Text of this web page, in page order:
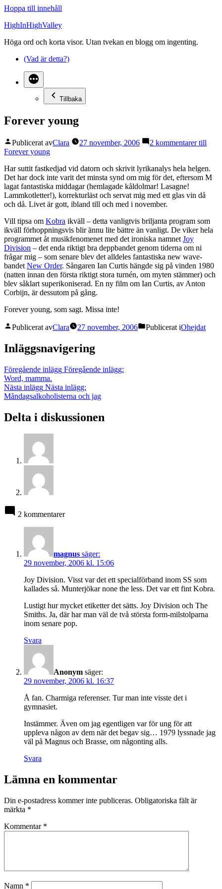
Hoppa till innehåll
HighInHighValley
Höga ord och korta visor. Utan tvekan en blogg om ingenting.
(Vad är detta?)
Tillbaka
Forever young
Publicerat avClara 27 november, 2006 2 kommentarertill
Forever young
Har suttit fastkedjad vid datorn och skrivit lyrikanalys hela helgen.
Det har dock inte varit det minsta synd om mig för det, eftersom M
lagat fantastiska middagar (hemlagade kåldolmar! Lasagne!
Lammkotletter!), korrekturläst och servat mig med ett glas vin då
och då. Livet är gott, ibland till och med i november.
Vill tipsa om Kobra ikväll – detta vanligtvis briljanta program som
ikväll förhoppningsvis blir ännu lite bättre än vanligt. De viker hela
programmet åt musikfenomenet med det ironiska namnet Joy
Division – det enda riktigt bra deppbandet genom tiderna om ni
frågar mig – som senare blev det alldeles fantastiska new wave-
bandet New Order. Sångaren Ian Curtis hängde sig på vinden 1980
(natten innan den första riktigt stora turnén, om myten stämmer) och
blev såklart superikoniserad. En ny film om Ian Curtis, av Anton
Corbijn, är dessutom på gång.
Forever young, som sagt. Missa inte!
Publicerat avClara 27 november, 2006 Publicerat iOhejdat
Inläggsnavigering
Föregående inlägg Föregående inlägg:
Word, mamma.
Nästa inlägg Nästa inlägg:
Måndagsalkoholisterna och jag
Delta i diskussionen
2 kommentarer
magnus säger:
29 november, 2006 kl. 15:06
Joy Division. Visst var det ett specialförband inom SS som
kallades så. Munterjökar none the less. Det var ett fint Kobra.
Lustigt hur mycket etiketter det sätts. Joy Division och The
Smiths. Ja, där har man väl de två största form-milstolparna
inom senare pop.
Svara
Anonym säger:
29 november, 2006 kl. 16:37
Å fan. Charmiga referenser. Tur man inte visste det i
gymnasiet.
Instämmer. Även om jag egentligen var för ung för att
uppleva någon av dem när det begav sig… 1979 lyssnade jag
väl på Magnus och Brasse, om någonting alls.
Svara
Lämna en kommentar
Din e-postadress kommer inte publiceras. Obligatoriska fält är
märkta *
Kommentar *
Namn *